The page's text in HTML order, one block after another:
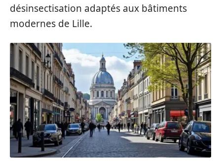
désinsectisation adaptés aux bâtiments
modernes de Lille.